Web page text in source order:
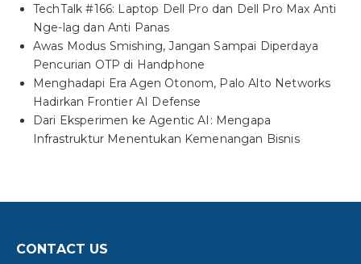
TechTalk #166: Laptop Dell Pro dan Dell Pro Max Anti
Nge-lag dan Anti Panas
Awas Modus Smishing, Jangan Sampai Diperdaya
Pencurian OTP di Handphone
Menghadapi Era Agen Otonom, Palo Alto Networks
Hadirkan Frontier AI Defense
Dari Eksperimen ke Agentic AI: Mengapa
Infrastruktur Menentukan Kemenangan Bisnis
CONTACT US